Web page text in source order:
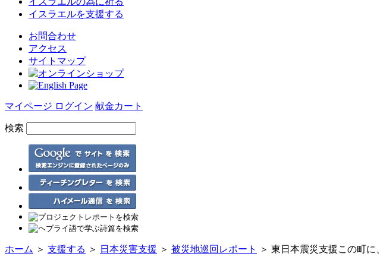
イスラエルを支援する
お問合わせ
アクセス
サイトマップ
マイページ ログイン 献金カート
検索
ホーム ＞ 支援する ＞ 日本災害支援 ＞ 被災地巡回レポート ＞ 東日本震災支援この町に